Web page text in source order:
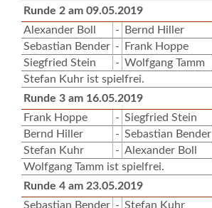
Runde 2 am 09.05.2019
Alexander Boll
- Bernd Hiller
Sebastian Bender - Frank Hoppe
Siegfried Stein
- Wolfgang Tamm
Stefan Kuhr ist spielfrei.
Runde 3 am 16.05.2019
Frank Hoppe
- Siegfried Stein
Bernd Hiller
- Sebastian Bender
Stefan Kuhr
- Alexander Boll
Wolfgang Tamm ist spielfrei.
Runde 4 am 23.05.2019
Sebastian Bender - Stefan Kuhr